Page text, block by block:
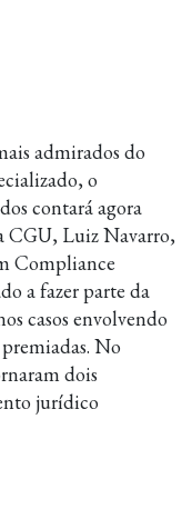
admirados do
o
contará agora
CGU, Luiz Navarro,
Compliance
a fazer parte da
casos envolvendo
No
dois
jurídico